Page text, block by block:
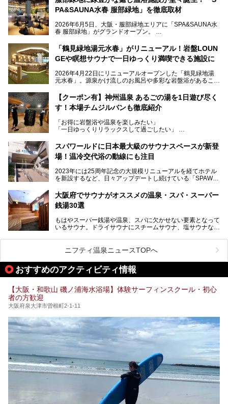
PA&SAUNA水春 服部緑地」を徹底取材
2026年6月5日、大阪・服部緑地エリアに「SPA&SAUNA水
春 服部緑地」がグランドオープン。
当初の計画から約5年の時を経て誕生した本施設は、温泉・
サウナ・岩盤浴・フィットネス・ラウンジ・レストランなど
を融合した、これまでの“水春”のイメージをさらに進化させ
今回はオープン前の内覧会に参加し、館内のこだわりポイン
サウナー注目の3種のサウナや160cmの深水風呂、没入感の
高い岩盤浴エリア、日本最大の台数を誇る最新AIフィットネ
スマシンなど、見どころ満載の館内を詳しくご紹介します。
「鶴見緑地湯元水春」がリニューアル！岩盤LOUN
GEや瞑想サウナで一日ゆっくり満喫できる施設に
2026年4月22日にリニューアルオープンした「鶴見緑地湯
元水春」。源泉かけ流しのお風呂や多彩な岩盤浴があること
に“一日中くつろげる場所”としてパワーアップしています。
今回のリニューアルでは、新たに登場した瞑想サウナをはじ
見どころが盛りだくさん。日常の疲れを癒やしたい方はもち
ろん、休日にゆったり過ごしたい方にもぴったりの内容とな
本記事では、そんなリニューアル後の注目ポイントを詳しく
紹介します。これから「鶴見緑地湯元水春」に訪れる方や、
い。
【クーポン有】神州温泉 あるごの湯を1日遊び尽く
す！本場チムジルバンも徹底紹介
「お得に岩盤浴や温泉を楽しみたい」
「一日ゆっくりリラックスして過ごしたい」
利用できる「神州温泉 あるごの湯」です。
あるごの湯は、大阪府豊中市にある日帰り温浴施設で、阪急
チムジルバン（岩盤浴）を中心に、発汗・リラックス・漫画
タイムまで満喫できる長時間滞在型の施設なので、一日中ゆ
る迫力ある熱波パフォーマンスも毎日行われており、“とと
のう”体験をしっかり楽しめるのもポイントです。
ケやボウリングといった遊び場もあり、友人同士やカップル
で“遊び+癒し”の一日を過ごすのにもぴったり。
処にいたるまで魅力をたっぷり堪能してきたので、その全容
スパワールドに日本最大級のサウナスペースが新登
場！温冷交代浴の動線にも注目
2023年には25周年記念の大規模リニューアルを経てホテル
を新設するなど、日々アップデートし続けている「SPAWO
そんなスパワールドが2025年11月15日（土）に、新たな浴
室や日本最大級140人収容の大規模サウナを携えてリニュー
アルオープン！浴室である4F・6Fそれぞれにリニューアル
大規模リニューアルの全容を確認すべく、リニューアルプレ
オープンイベントに行ってきました！今回はそのリニューア
大阪府でサウナがオススメの温泉・スパ・スーパー
銭湯30選
もはやスーパー銭湯や温泉、スパに欠かせない要素となって
いるサウナ。ドライサウナにスチームサウナ、塩サウナな
ペース、ロウリュウなど、心ゆくまで楽しむためのサービス
が充実した施設も多くみられます。
今回はそんなサウナにこだわった、大阪府内のオススメ温
泉・銭湯・スパを30件紹介したいと思います！
ニフティ温泉ニュースTOPへ
おすすめのアクティビティ情報
【大阪・和歌山 磯ノ浦海水浴場】体験サーフィンスクール・初心
者の方歓迎
大阪府泉大津市曽根町2-1-11